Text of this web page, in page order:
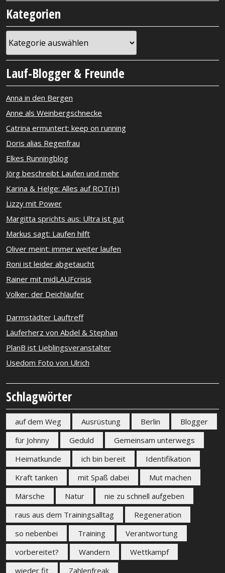
Kategorien
Lauf-Blogger & Freunde
Anna in den Bergen
Anne als Weinbergschnecke
Catrina ermuntert: keep on running
Doris alias Regenfrau
Elkes Runningblog
Jörg beschreibt Laufen und mehr
Karina & Helge: Alles auf ROT(H)
Lizzy mit Power
Margitta sprichts aus: Ultra ist gut
Markus sagt: Laufen hilft
Oliver meint: immer weiter laufen
Roni ist leider abgetaucht
Rainer mit midLAUFcrisis
Volker: der Deichläufer
Darmstädter Lauftreff
Läuferherz von Abdel & Stephan
PlanB ist Lieblingsveranstalter
Usedom Foto von Ulrich
Schlagwörter
auf dem Weg Ausrüstung Berlin
Blogger
für Johnny
Geduld
Gemeinsam unterwegs
Heimatkunde
ich bin bereit
Identifikation
Kraft tanken
mit Spaß dabei
Mut machen
Märsche
Natur
nie zu schnell aufgeben
raus aus dem Trainingsalltag
Regeneration
so nebenbei
Training
Verantwortung
vorbereitet?
Wandern
Wettkampf
wieder fit
Zahlenfreak